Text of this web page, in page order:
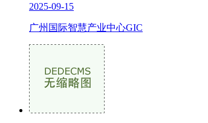
2025-09-15
广州国际智慧产业中心GIC